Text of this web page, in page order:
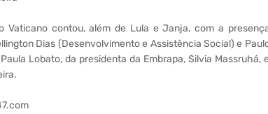
Vaticano contou, além de Lula e Janja, com a
Dias (Desenvolvimento e Assistência Social) e
Lobato, da presidenta da Embrapa, Silvia